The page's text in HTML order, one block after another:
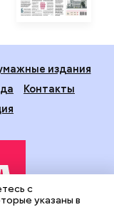
издания
Контакты
с
указаны в